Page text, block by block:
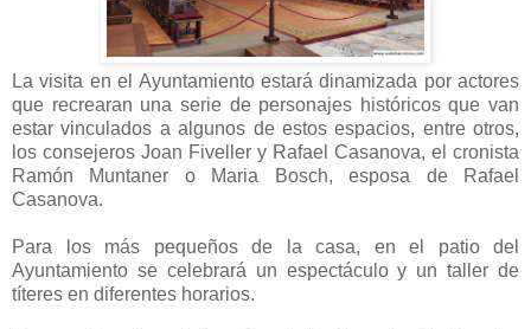
La visita en el Ayuntamiento estará dinamizada por actores
que recrearan una serie de personajes históricos que van
estar vinculados a algunos de estos espacios, entre otros,
los consejeros Joan Fiveller y Rafael Casanova, el cronista
Ramón Muntaner o Maria Bosch, esposa de Rafael
Casanova.
Para los más pequeños de la casa, en el patio del
Ayuntamiento se celebrará un espectáculo y un taller de
títeres en diferentes horarios.